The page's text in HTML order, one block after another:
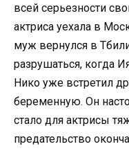
всей серьезности
актриса уехала в
муж вернулся в
разрушаться, когда
Нико уже встретил
беременную. Он
стало для актрисы
предательство